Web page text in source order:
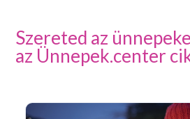
Szereted az
az Ünnepek.center